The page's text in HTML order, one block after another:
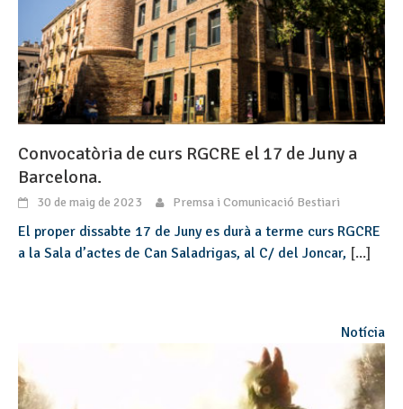
Convocatòria de curs RGCRE el 17 de Juny a
Barcelona.
30 de maig de 2023 Premsa i Comunicació Bestiari
El proper dissabte 17 de Juny es durà a terme curs RGCRE
a la Sala d’actes de Can Saladrigas, al C/ del Joncar, [...]
Notícia